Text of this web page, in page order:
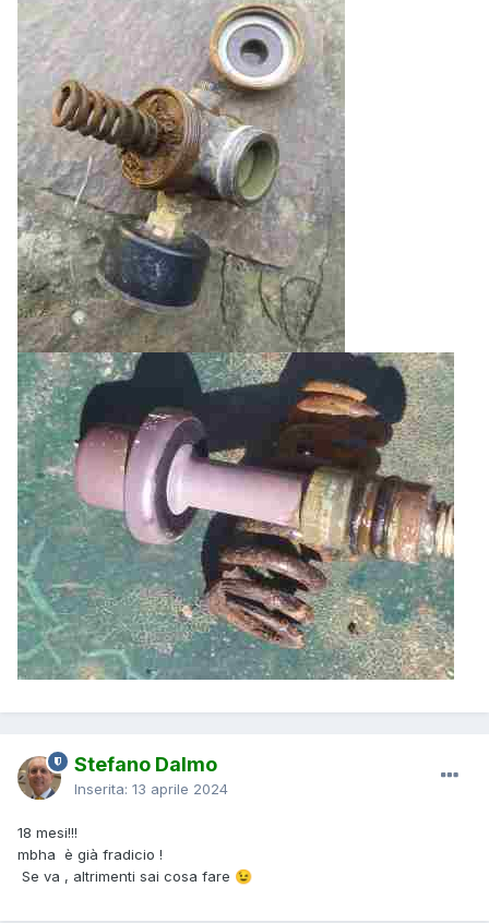
Stefano Dalmo
Inserita: 13 aprile 2024
18 mesi!!!
mbha è già fradicio !
Se va , altrimenti sai cosa fare 😉